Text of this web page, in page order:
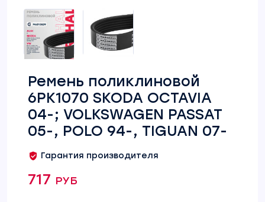
Ремень поликлиновой
6PK1070 SKODA OCTAVIA
04-; VOLKSWAGEN PASSAT
05-, POLO 94-, TIGUAN 07-
Гарантия производителя
717 руб